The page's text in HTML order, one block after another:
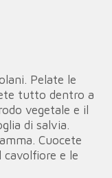
Pelate le
tutto dentro a
vegetale e il
di salvia.
Cuocete
cavolfiore e le